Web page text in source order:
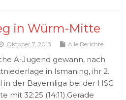
in Würm-Mitte
Oktober 7, 2013 Alle Berichte
A-Jugend gewann, nach
in Ismaning, ihr 2.
in der Bayernliga bei der HSG
mit 32:25 (14:11).Gerade